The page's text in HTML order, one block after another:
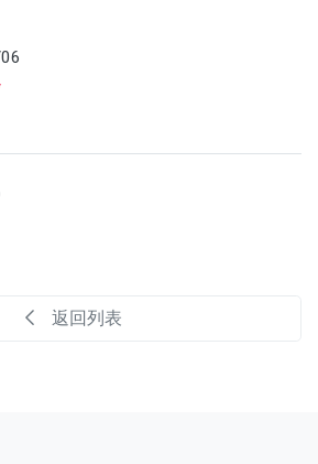
返回列表